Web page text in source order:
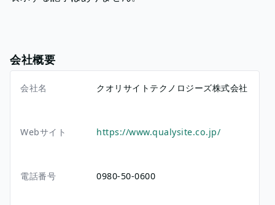
会社概要
会社名 クオリサイトテクノロジーズ株式会社
Webサイト https://www.qualysite.co.jp/
電話番号 0980-50-0600